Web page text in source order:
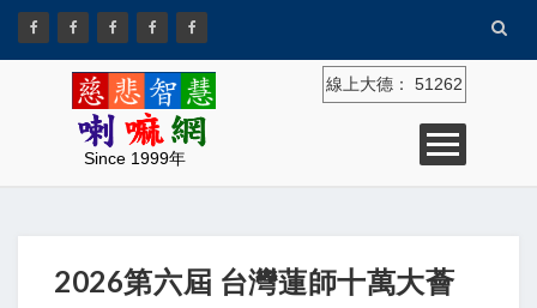
Since 1999年
線上大德： 51262
2026第六屆 台灣蓮師十萬大薈